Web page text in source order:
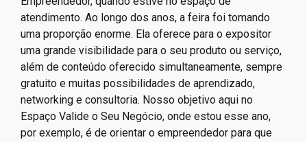
atendimento. Ao longo dos anos, a feira foi tomando
uma proporção enorme. Ela oferece para o expositor
uma grande visibilidade para o seu produto ou serviço,
além de conteúdo oferecido simultaneamente, sempre
gratuito e muitas possibilidades de aprendizado,
networking e consultoria. Nosso objetivo aqui no
Espaço Valide o Seu Negócio, onde estou esse ano,
por exemplo, é de orientar o empreendedor para que